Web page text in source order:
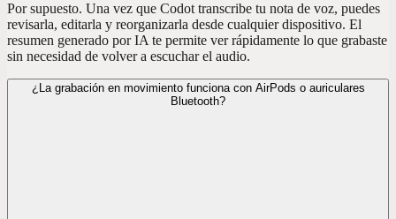
Por supuesto. Una vez que Codot transcribe tu nota de voz, puedes
revisarla, editarla y reorganizarla desde cualquier dispositivo. El
resumen generado por IA te permite ver rápidamente lo que grabaste
sin necesidad de volver a escuchar el audio.
¿La grabación en movimiento funciona con AirPods o auriculares
Bluetooth?